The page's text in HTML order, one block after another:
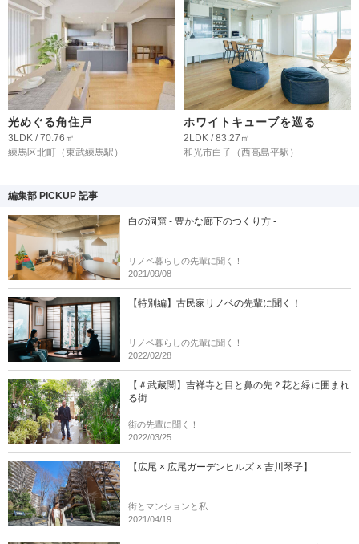
光めぐる角住戸
3LDK / 70.76㎡
練馬区北町 （東武練馬駅）
ホワイトキューブを巡る
2LDK / 83.27㎡
和光市白子 （西高島平駅）
編集部 PICKUP 記事
白の洞窟 - 豊かな廊下のつくり方 -
リノベ暮らしの先輩に聞く！
2021/09/08
【特別編】古民家リノベの先輩に聞く！
リノベ暮らしの先輩に聞く！
2022/02/28
【＃武蔵関】吉祥寺と目と鼻の先？花と緑に囲まれ
る街
街の先輩に聞く！
2022/03/25
【広尾 × 広尾ガーデンヒルズ × 吉川琴子】
街とマンションと私
2021/04/19